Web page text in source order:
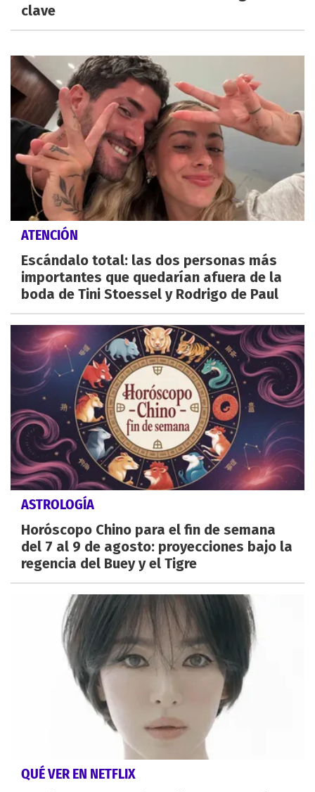
clave
ATENCIÓN
Escándalo total: las dos personas más
importantes que quedarían afuera de la
boda de Tini Stoessel y Rodrigo de Paul
ASTROLOGÍA
Horóscopo Chino para el fin de semana
del 7 al 9 de agosto: proyecciones bajo la
regencia del Buey y el Tigre
QUÉ VER EN NETFLIX